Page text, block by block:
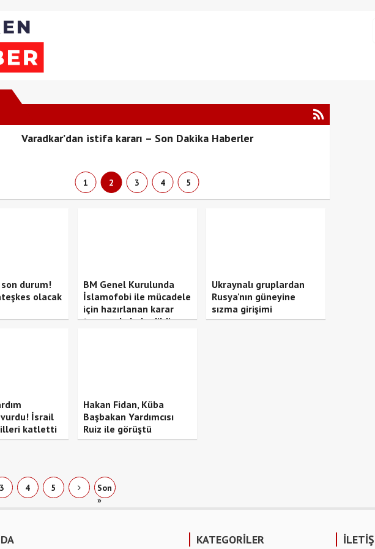
Varadkar’dan istifa kararı – Son Dakika Haberler
1 2 3 4 5
durum!
olacak
BM Genel Kurulunda
İslamofobi ile mücadele
için hazırlanan karar
tasarısı kabul edildi
Ukraynalı gruplardan
Rusya'nın güneyine
sızma girişimi
İsrail
katletti
Hakan Fidan, Küba
Başbakan Yardımcısı
Ruiz ile görüştü
3 4 5
Son
»
KATEGORİLER